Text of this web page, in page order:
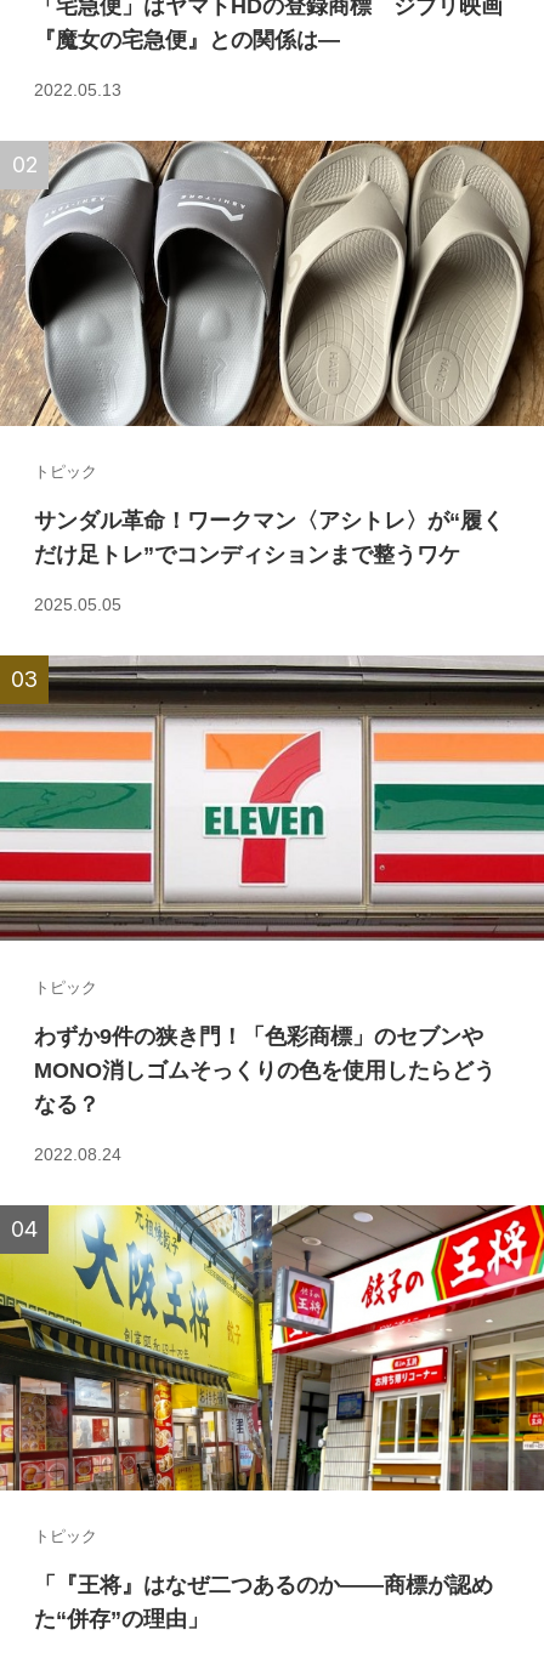
「宅急便」はヤマトHDの登録商標 ジブリ映画
『魔女の宅急便』との関係は—
2022.05.13
トピック
サンダル革命！ワークマン〈アシトレ〉が“履く
だけ足トレ”でコンディションまで整うワケ
2025.05.05
トピック
わずか9件の狭き門！「色彩商標」のセブンや
MONO消しゴムそっくりの色を使用したらどう
なる？
2022.08.24
トピック
「『王将』はなぜ二つあるのか――商標が認め
た“併存”の理由」